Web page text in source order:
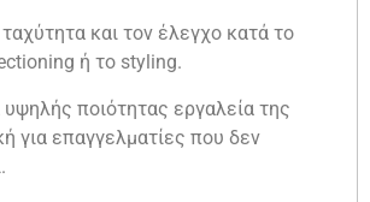
ταχύτητα και τον έλεγχο κατά το
ή το styling.
ποιότητας εργαλεία της
για επαγγελματίες που δεν